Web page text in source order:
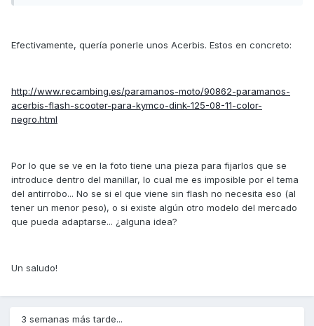
Efectivamente, quería ponerle unos Acerbis. Estos en concreto:
http://www.recambing.es/paramanos-moto/90862-paramanos-
acerbis-flash-scooter-para-kymco-dink-125-08-11-color-
negro.html
Por lo que se ve en la foto tiene una pieza para fijarlos que se
introduce dentro del manillar, lo cual me es imposible por el tema
del antirrobo... No se si el que viene sin flash no necesita eso (al
tener un menor peso), o si existe algún otro modelo del mercado
que pueda adaptarse... ¿alguna idea?
Un saludo!
3 semanas más tarde...